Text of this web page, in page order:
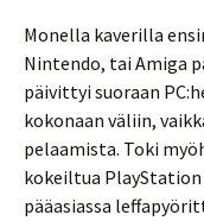
Monella kaverilla
Nintendo, tai Amiga
päivittyi suoraan
kokonaan väliin,
pelaamista. Toki
kokeiltua
pääasiassa